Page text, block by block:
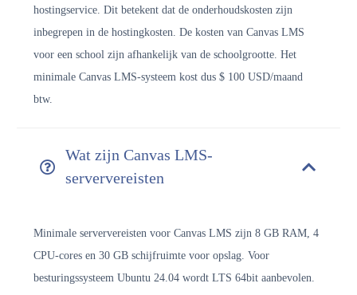
hostingservice. Dit betekent dat de onderhoudskosten zijn
inbegrepen in de hostingkosten. De kosten van Canvas LMS
voor een school zijn afhankelijk van de schoolgrootte. Het
minimale Canvas LMS-systeem kost dus $ 100 USD/maand
btw.
Wat zijn Canvas LMS-
serververeisten
Minimale serververeisten voor Canvas LMS zijn 8 GB RAM, 4
CPU-cores en 30 GB schijfruimte voor opslag. Voor
besturingssysteem Ubuntu 24.04 wordt LTS 64bit aanbevolen.